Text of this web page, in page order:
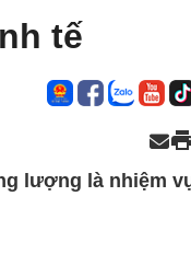
tế
lượng là nhiệm